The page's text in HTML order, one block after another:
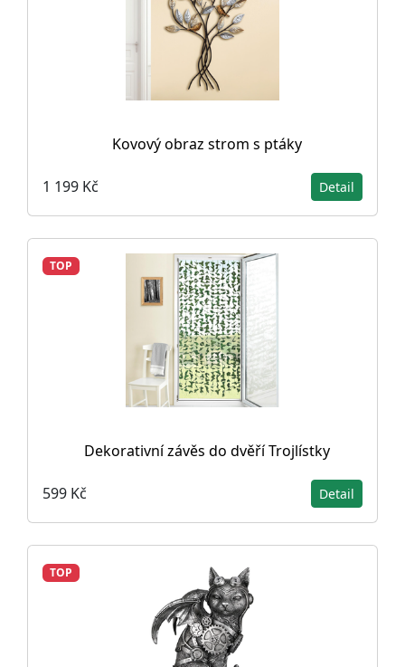
Kovový obraz strom s ptáky
1 199 Kč Detail
TOP
Dekorativní závěs do dvěří Trojlístky
599 Kč Detail
TOP